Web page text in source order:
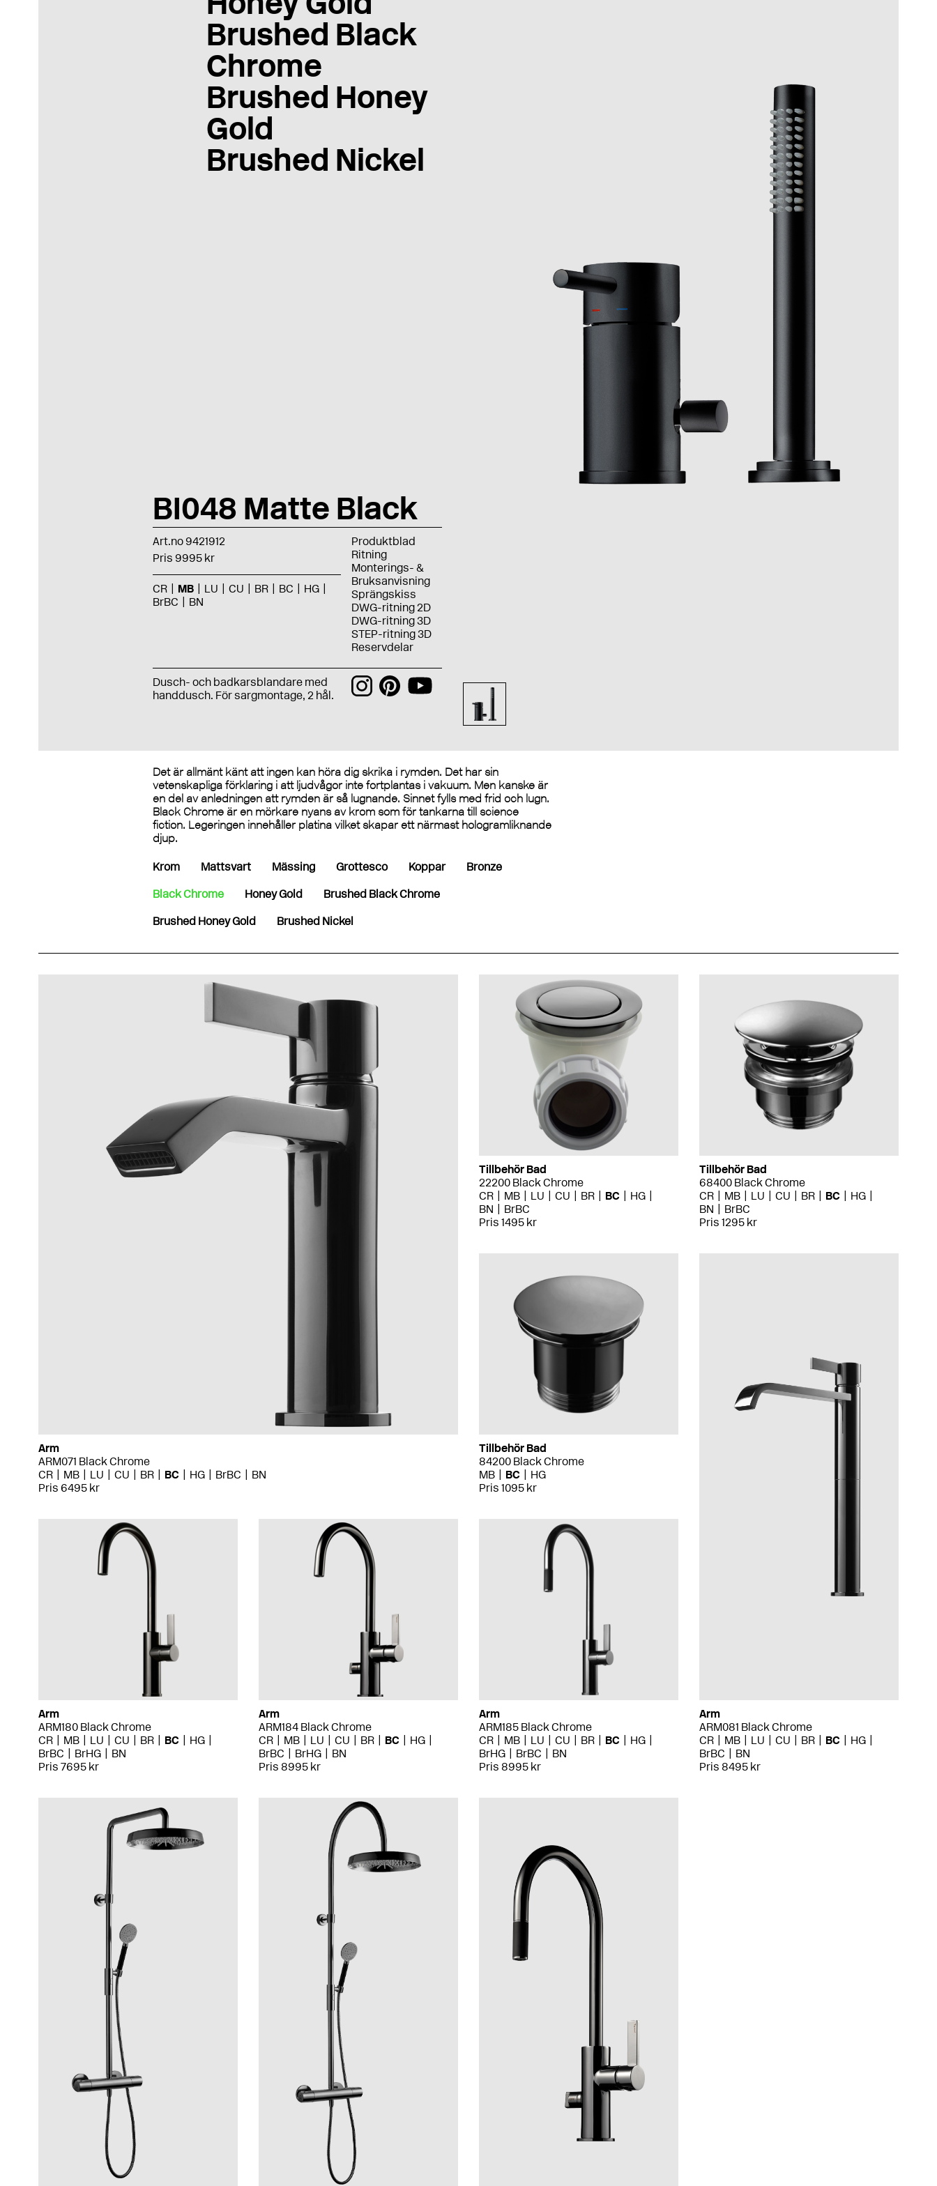
Brushed Black
Chrome
Brushed Honey
Gold
Brushed Nickel
BI048 Matte Black
Art.no 9421912
Pris 9995 kr
CR MB LU CU BR BC
HG
BrBC
BN
Produktblad
Ritning
Monterings- &
Bruksanvisning
Sprängskiss
DWG-ritning 2D
DWG-ritning 3D
STEP-ritning 3D
Reservdelar
Dusch- och badkarsblandare med
handdusch. För sargmontage, 2 hål.
Det är allmänt känt att ingen kan höra dig skrika i rymden. Det har sin
vetenskapliga förklaring i att ljudvågor inte fortplantas i vakuum. Men kanske är
en del av anledningen att rymden är så lugnande. Sinnet fylls med frid och lugn.
Black Chrome är en mörkare nyans av krom som för tankarna till science
fiction. Legeringen innehåller platina vilket skapar ett närmast hologramliknande
djup.
Krom Mattsvart Mässing Grottesco Koppar Bronze
Black Chrome Honey Gold Brushed Black Chrome
Brushed Honey Gold Brushed Nickel
Arm
ARM071 Black Chrome
CR
MB LU CU BR BC HG BrBC
BN
Pris 6495 kr
Tillbehör Bad
22200 Black Chrome
CR
MB LU CU BR BC
HG
BN
BrBC
Pris 1495 kr
Tillbehör Bad
68400 Black Chrome
CR
MB LU CU BR BC
HG
BN
BrBC
Pris 1295 kr
Tillbehör Bad
84200 Black Chrome
MB
BC
HG
Pris 1095 kr
Arm
ARM081 Black Chrome
CR
MB LU CU BR BC
HG
BrBC
BN
Pris 8495 kr
Arm
ARM180 Black Chrome
CR
MB LU CU BR BC
HG
BrBC
BrHG
BN
Pris 7695 kr
Arm
ARM184 Black Chrome
CR
MB LU CU BR BC
HG
BrBC
BrHG
BN
Pris 8995 kr
Arm
ARM185 Black Chrome
CR
MB LU CU BR BC
HG
BrHG
BrBC
BN
Pris 8995 kr